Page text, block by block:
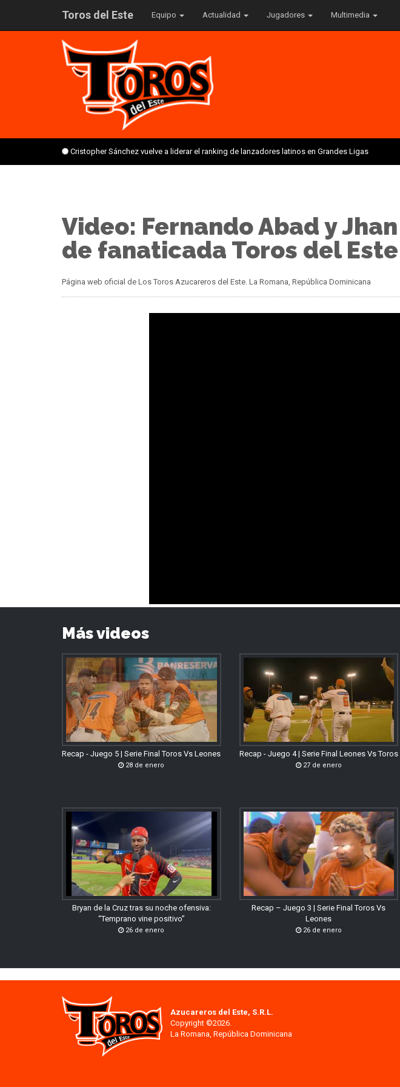
Toros del Este Equipo Actualidad Jugadores Multimedia
Cristopher Sánchez vuelve a liderar el ranking de lanzadores latinos en Grandes Ligas
Video: Fernando Abad y
de fanaticada Toros del Este
Página web oficial de Los Toros Azucareros del Este. La Romana, República Dominicana
Más videos
Recap - Juego 5 | Serie Final Toros Vs Leones
28 de enero
Recap - Juego 4 | Serie Final Leones Vs Toros
27 de enero
Bryan de la Cruz tras su noche ofensiva:
“Temprano vine positivo”
26 de enero
Recap – Juego 3 | Serie Final Toros Vs
Leones
26 de enero
Azucareros del Este, S.R.L.
Copyright ©2026.
La Romana, República Dominicana